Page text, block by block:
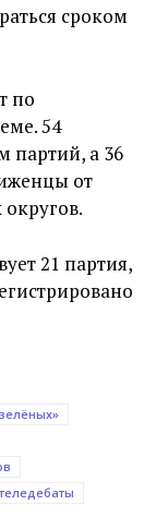
сроком
по
54
партий, а 36
от
21 партия,
теледебаты